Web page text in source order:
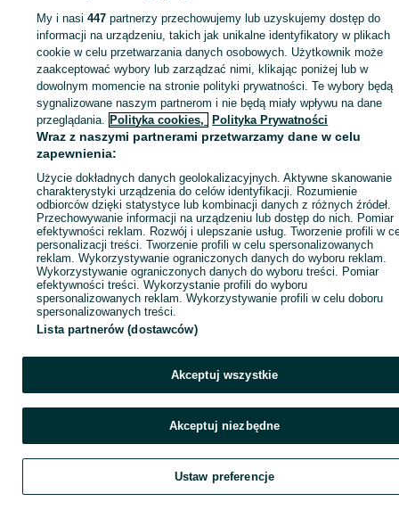
Zaloguj się lub załóż konto na OLX, aby skontaktować się z
sprzedającym
Zaloguj się / Załóż konto
My i nasi447 partnerzy przechowujemy lub uzyskujemy dostęp do
informacji na urządzeniu, takich jak unikalne identyfikatory w plikach
cookie w celu przetwarzania danych osobowych. Użytkownik może
zaakceptować wybory lub zarządzać nimi, klikając poniżej lub w
dowolnym momencie na stronie polityki prywatności. Te wybory będą
sygnalizowane naszym partnerom i nie będą miały wpływu na dane
przeglądania. Polityka cookies, Polityka Prywatności
Wraz z naszymi partnerami przetwarzamy dane w celu
zapewnienia:
Użycie dokładnych danych geolokalizacyjnych. Aktywne skanowanie
charakterystyki urządzenia do celów identyfikacji. Rozumienie
odbiorców dzięki statystyce lub kombinacji danych z różnych źródeł.
Przechowywanie informacji na urządzeniu lub dostęp do nich. Pomiar
efektywności reklam. Rozwój i ulepszanie usług. Tworzenie profili w
personalizacji treści. Tworzenie profili w celu spersonalizowanych
reklam. Wykorzystywanie ograniczonych danych do wyboru reklam.
Wykorzystywanie ograniczonych danych do wyboru treści. Pomiar
efektywności treści. Wykorzystanie profili do wyboru
spersonalizowanych reklam. Wykorzystywanie profili w celu doboru
spersonalizowanych treści.
Lista partnerów (dostawców)
Akceptuj wszystkie
Akceptuj niezbędne
Ustaw preferencje